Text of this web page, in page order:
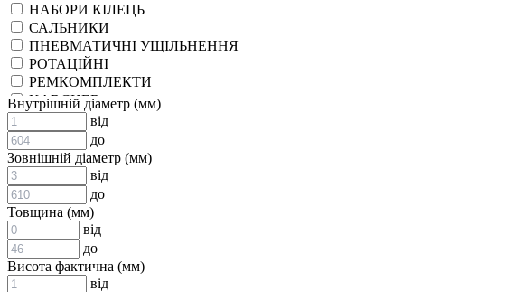
НАБОРИ КІЛЕЦЬ
САЛЬНИКИ
ПНЕВМАТИЧНІ УЩІЛЬНЕННЯ
РОТАЦІЙНІ
РЕМКОМПЛЕКТИ
KARCHER
EPDM
СПЕЦІАЛЬНІ
ВСТАВКИ МУФТ (ЗІРОЧКИ)
ГІДРАВЛІКА
Внутрішній діаметр (мм)
від
до
Зовнішній діаметр (мм)
від
до
Товщина (мм)
від
до
Висота фактична (мм)
від